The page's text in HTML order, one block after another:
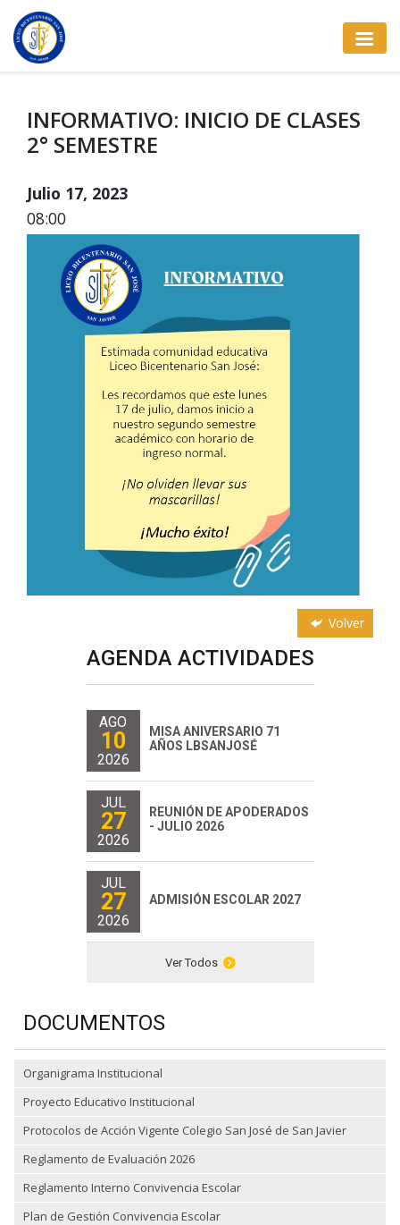
INFORMATIVO: INICIO DE CLASES
2° SEMESTRE
Julio 17, 2023
08:00
Volver
AGENDA ACTIVIDADES
AGO
10
2026
MISA ANIVERSARIO 71
AÑOS LBSANJOSÉ
JUL
27
2026
REUNIÓN DE APODERADOS
- JULIO 2026
JUL
27
2026
ADMISIÓN ESCOLAR 2027
Ver Todos
DOCUMENTOS
Organigrama Institucional
Proyecto Educativo Institucional
Protocolos de Acción Vigente Colegio San José de San Javier
Reglamento de Evaluación 2026
Reglamento Interno Convivencia Escolar
Plan de Gestión Convivencia Escolar